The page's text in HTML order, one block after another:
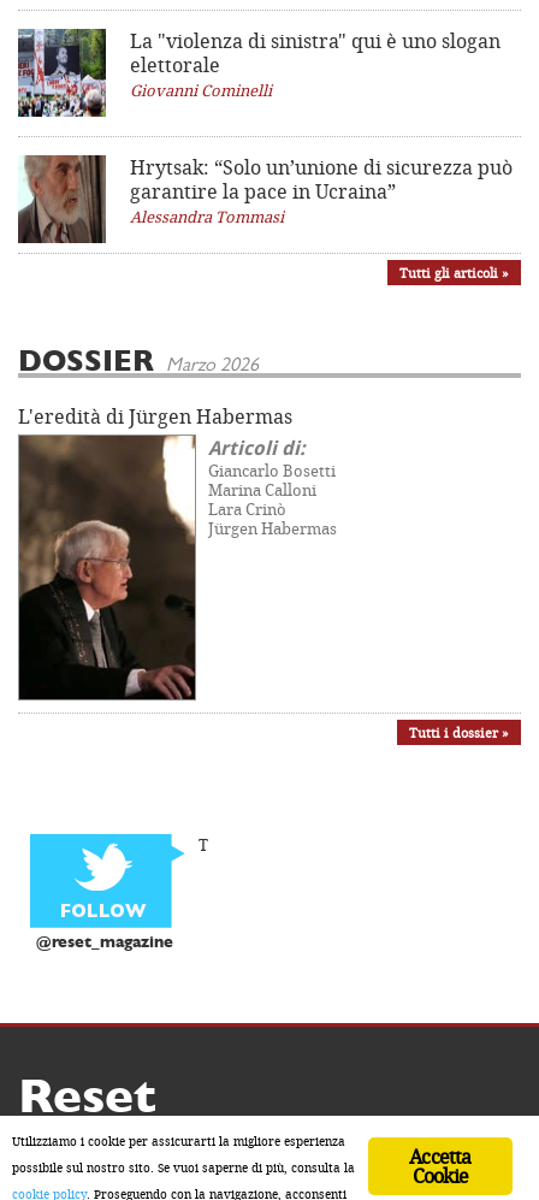
La "violenza di sinistra" qui è uno slogan
elettorale
Giovanni Cominelli
Hrytsak: “Solo un’unione di sicurezza può
garantire la pace in Ucraina”
Alessandra Tommasi
Tutti gli articoli »
DOSSIER Marzo 2026
L'eredità di Jürgen Habermas
Articoli di:
Giancarlo Bosetti
Marina Calloni
Lara Crinò
Jürgen Habermas
Tutti i dossier »
@reset_magazine
T
Reset
Accetta
Cookie
Utilizziamo i cookie per assicurarti la migliore esperienza
possibile sul nostro sito. Se vuoi saperne di più, consulta la
cookie policy. Proseguendo con la navigazione, acconsenti